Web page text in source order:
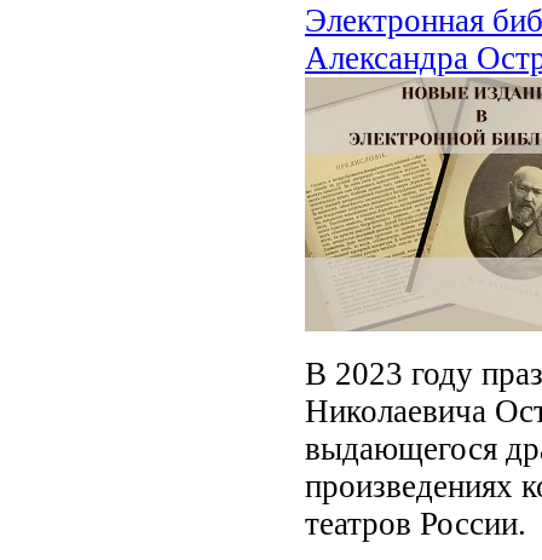
Электронная
Александра
В 2023 году
Николаевича
выдающегося
произведениях
театров России.